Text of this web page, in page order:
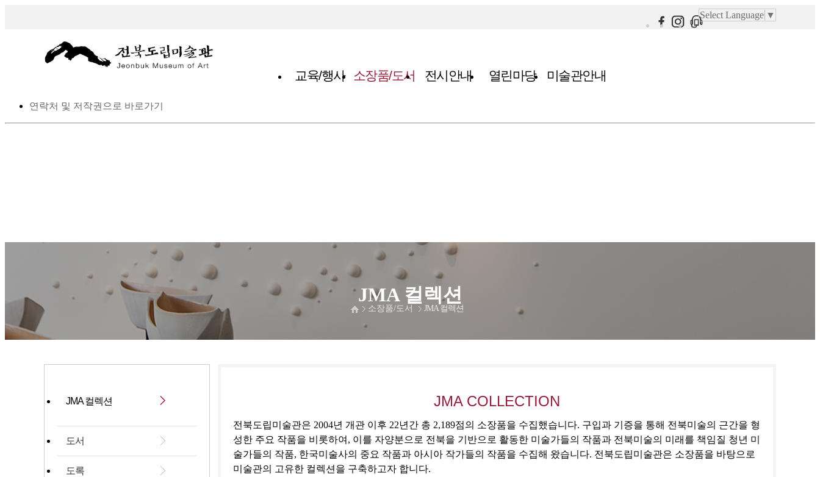
스킵 네비게이션
본문으로 바로가기
연락처 및 저작권으로 바로가기
Select Language ▼
교육/행사 소장품/도서 전시안내 열린마당 미술관안내
JMA 컬렉션
소장품/도서 JMA 컬렉션
JMA 컬렉션
도서
도록
JMA COLLECTION
전북도립미술관은 2004년 개관 이후 22년간 총 2,189점의 소장품을 수집했습니다. 구입과 기증을 통해 전북미술의 근간을 형
성한 주요 작품을 비롯하여, 이를 자양분으로 전북을 기반으로 활동한 미술가들의 작품과 전북미술의 미래를 책임질 청년 미
술가들의 작품, 한국미술사의 중요 작품과 아시아 작가들의 작품을 수집해 왔습니다. 전북도립미술관은 소장품을 바탕으로
미술관의 고유한 컬렉션을 구축하고자 합니다.